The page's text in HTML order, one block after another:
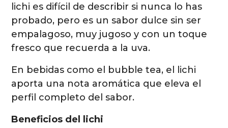
lichi es difícil de describir si nunca lo has
probado, pero es un sabor dulce sin ser
empalagoso, muy jugoso y con un toque
fresco que recuerda a la uva.
En bebidas como el bubble tea, el lichi
aporta una nota aromática que eleva el
perfil completo del sabor.
Beneficios del lichi